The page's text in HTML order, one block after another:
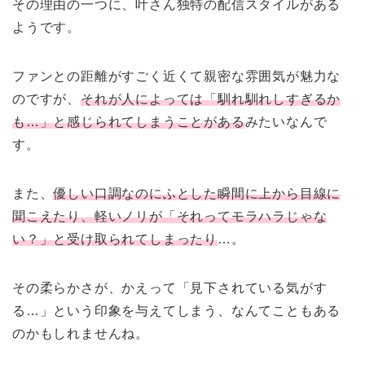
その理由の一つに、叶さん独特の配信スタイルがある
ようです。
ファンとの距離がすごく近くて親密な雰囲気が魅力な
のですが、 それが人によっては「馴れ馴れしすぎるか
も…」と感じられてしまうことがあるみたいなんで
す。
また、優しい口調なのにふとした瞬間に上から目線に
聞こえたり、軽いノリが「それってモラハラじゃな
い？」と受け取られてしまったり…。
その柔らかさが、かえって「見下されている気がす
る…」という印象を与えてしまう、なんてこともある
のかもしれませんね。